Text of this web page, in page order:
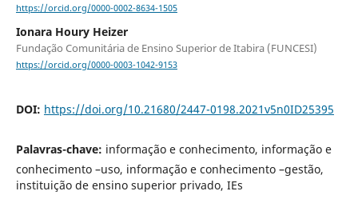
https://orcid.org/0000-0002-8634-1505
Ionara Houry Heizer
Fundação Comunitária de Ensino Superior de Itabira (FUNCESI)
https://orcid.org/0000-0003-1042-9153
DOI: https://doi.org/10.21680/2447-0198.2021v5n0ID25395
Palavras-chave: informação e conhecimento, informação e
conhecimento –uso, informação e conhecimento –gestão,
instituição de ensino superior privado, IEs